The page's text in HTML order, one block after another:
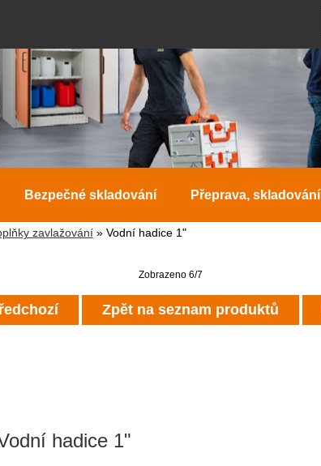
Bezpečné skladování Přeprava, skladování
zavlažování» Vodní hadice 1"
Zobrazeno 6/7
Zpět na seznam produktů
hadice 1"